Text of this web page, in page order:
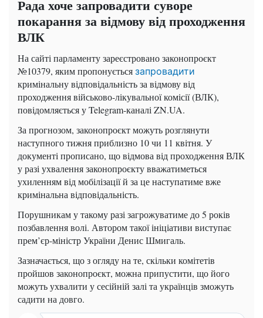
Рада хоче запровадити суворе
покарання за відмову від проходження
ВЛК
На сайті парламенту зареєстровано законопроєкт
№10379, яким пропонується запровадити
кримінальну відповідальність за відмову від
проходження військово-лікувальної комісії (ВЛК),
повідомляється у Telegram-каналі ZN.UA.
За прогнозом, законопроєкт можуть розглянути
наступного тижня приблизно 10 чи 11 квітня. У
документі прописано, що відмова від проходження ВЛК
у разі ухвалення законопроєкту вважатиметься
ухиленням від мобілізації й за це наступатиме вже
кримінальна відповідальність.
Порушникам у такому разі загрожуватиме до 5 років
позбавлення волі. Автором такої ініціативи виступає
прем’єр-міністр України Денис Шмигаль.
Зазначається, що з огляду на те, скільки комітетів
пройшов законопроєкт, можна припустити, що його
можуть ухвалити у сесійній залі та українців зможуть
садити на довго.